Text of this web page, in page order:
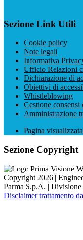
Sezione Link Utili
Cookie policy
Note legali
Informativa
Ufficio Relazioni
Dichiarazione di
Obiettivi di
Whistleblowing
Gestione consensi
Amministrazione
Pagina visualizzata
Sezione Copyright
Copyright 2026 |
Parma S.p.A. |
Disclaimer trattamento